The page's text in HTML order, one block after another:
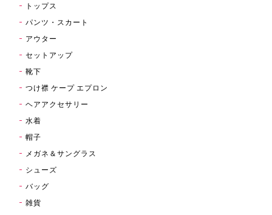
トップス
パンツ・スカート
アウター
セットアップ
靴下
つけ襟 ケープ エプロン
ヘアアクセサリー
水着
帽子
メガネ＆サングラス
シューズ
バッグ
雑貨